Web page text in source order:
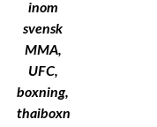
inom
svensk
MMA,
UFC,
boxning,
thaiboxning